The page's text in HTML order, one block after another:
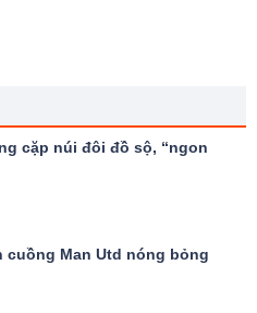
cặp núi đôi đồ sộ, “ngon
cuồng Man Utd nóng bỏng